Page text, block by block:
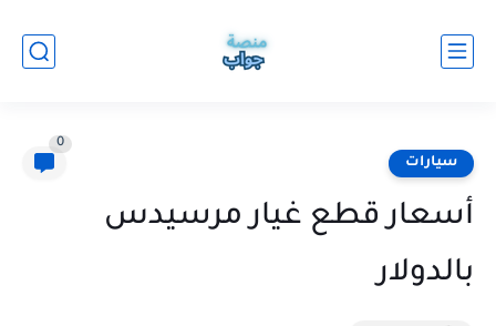
سيارات
0
أسعار قطع غيار مرسيدس
بالدولار